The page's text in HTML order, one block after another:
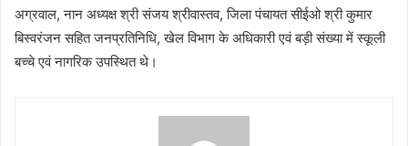
अग्रवाल, नान अध्यक्ष श्री संजय श्रीवास्तव, जिला पंचायत सीईओ श्री कुमार
बिस्वरंजन सहित जनप्रतिनिधि, खेल विभाग के अधिकारी एवं बड़ी संख्या में स्कूली
बच्चे एवं नागरिक उपस्थित थे।